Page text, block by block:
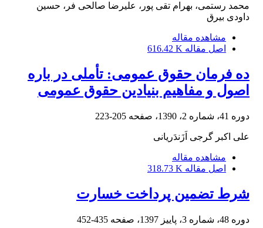
محمد رستمی، بهرام تقی پور، علیرضا صالحی فر، حسین
داودی بیرق
مشاهده مقاله
اصل مقاله 616.42 K
ده فرمان حقوق عمومی: تأملی در باره
اصول و مفاهیم بنیادین حقوق عمومی
دوره 41، شماره 2، 1390، صفحه 205-223
علی اکبر گرجی اَزَندَریانی
مشاهده مقاله
اصل مقاله 318.73 K
شرط تضمین پرداخت خسارت
دوره 48، شماره 3، پاییز 1397، صفحه 435-452